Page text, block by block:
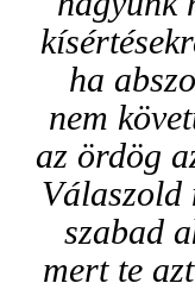
ha
nem
az ördög
Válaszold
szabad
mert te